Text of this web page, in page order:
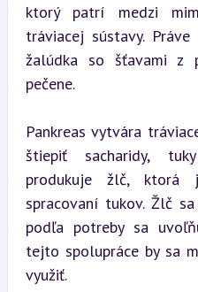
ktorý patrí medzi
tráviacej sústavy.
žalúdka so šťavami z
pečene.
Pankreas vytvára
štiepiť sacharidy,
produkuje žlč, ktorá
spracovaní tukov. Žlč
podľa potreby sa
tejto spolupráce by sa
využiť.